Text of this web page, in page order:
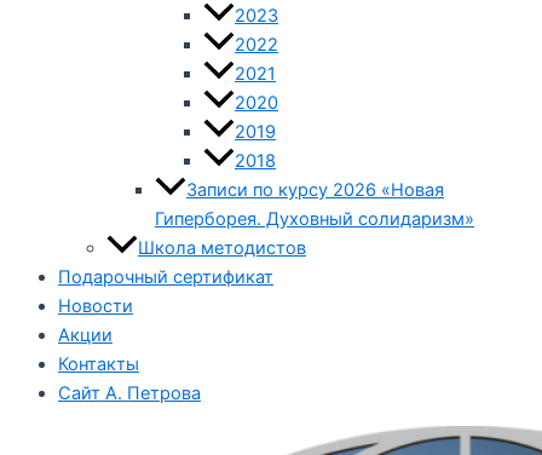
2023
2022
2021
2020
2019
2018
Записи по курсу 2026 «Новая
Гиперборея. Духовный солидаризм»
Школа методистов
Подарочный сертификат
Новости
Акции
Контакты
Сайт А. Петрова